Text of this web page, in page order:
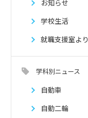
お知らせ
学校生活
就職支援室より
学科別ニュース
自動車
自動二輪